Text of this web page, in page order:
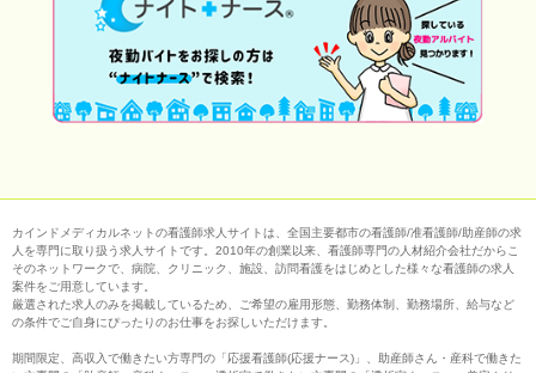
カインドメディカルネットの看護師求人サイトは、全国主要都市の看護師/准看護師/助産師の求
人を専門に取り扱う求人サイトです。2010年の創業以来、看護師専門の人材紹介会社だからこ
そのネットワークで、病院、クリニック、施設、訪問看護をはじめとした様々な看護師の求人
案件をご用意しています。
厳選された求人のみを掲載しているため、ご希望の雇用形態、勤務体制、勤務場所、給与など
の条件でご自身にぴったりのお仕事をお探しいただけます。
期間限定、高収入で働きたい方専門の「応援看護師(応援ナース)」、助産師さん・産科で働きた